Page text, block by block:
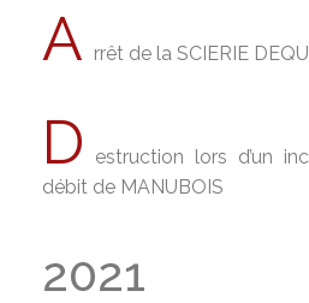
A rrêt de la SCIERIE
D estruction lors d’un
débit de MANUBOIS
2021